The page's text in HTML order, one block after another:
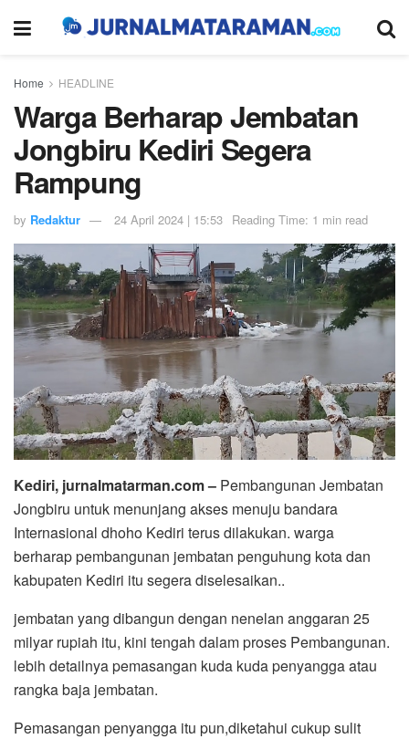
Home HEADLINE
Warga Berharap Jembatan
Jongbiru Kediri Segera
Rampung
by Redaktur 24 April 2024 | 15:53 Reading Time: 1 min read
Kediri, jurnalmatarman.com – Pembangunan Jembatan
Jongbiru untuk menunjang akses menuju bandara
Internasional dhoho Kediri terus dilakukan. warga
berharap pembangunan jembatan penguhung kota dan
kabupaten Kediri itu segera diselesaikan..
jembatan yang dibangun dengan nenelan anggaran 25
milyar rupiah itu, kini tengah dalam proses Pembangunan.
lebih detailnya pemasangan kuda kuda penyangga atau
rangka baja jembatan.
Pemasangan penyangga itu pun,diketahui cukup sulit